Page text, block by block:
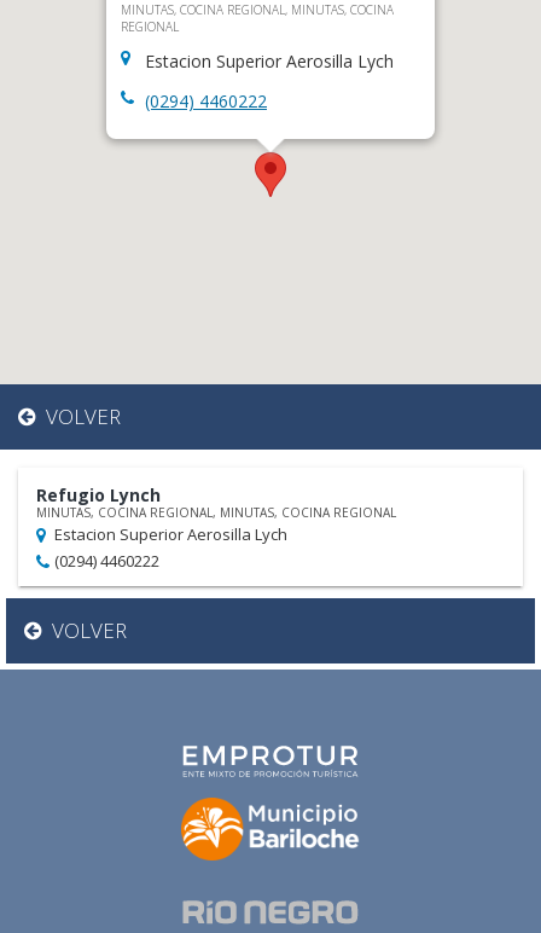
MINUTAS, COCINA REGIONAL, MINUTAS, COCINA
REGIONAL
Estacion Superior Aerosilla Lych
(0294) 4460222
VOLVER
Refugio Lynch
MINUTAS, COCINA REGIONAL, MINUTAS, COCINA REGIONAL
Estacion Superior Aerosilla Lych
(0294) 4460222
VOLVER